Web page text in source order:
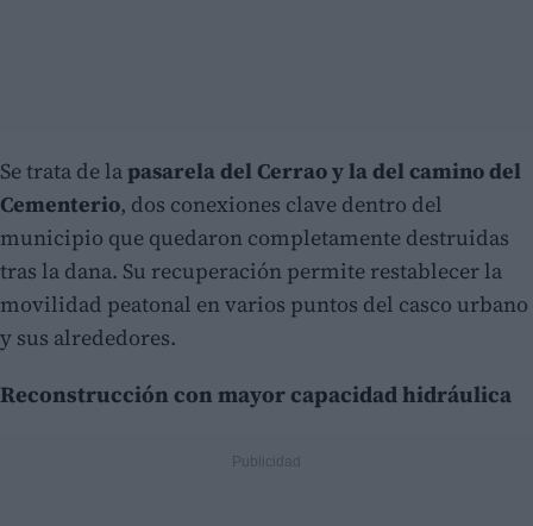
Se trata de lapasarela del Cerrao y la del camino del
Cementerio, dos conexiones clave dentro del
municipio que quedaron completamente destruidas
tras la dana. Su recuperación permite restablecer la
movilidad peatonal en varios puntos del casco urbano
y sus alrededores.
Reconstrucción con mayor capacidad hidráulica